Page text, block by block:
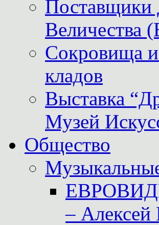
Величества
Сокровища
кладов
Выставка
Музей
Общество
– Алексей